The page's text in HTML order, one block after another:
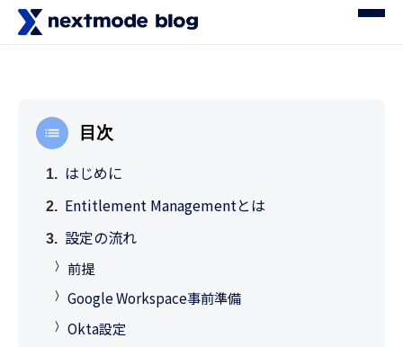
目次
はじめに
Entitlement Managementとは
設定の流れ
前提
Google Workspace事前準備
Okta設定